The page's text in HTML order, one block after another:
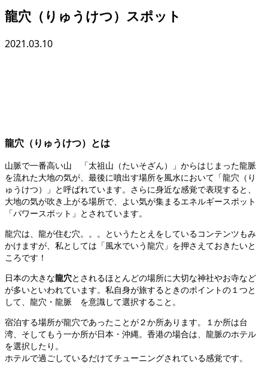
龍穴（りゅうけつ）スポット
2021.03.10
龍穴（りゅうけつ）とは
山脈で一番高い山 「太祖山（たいそざん）」からはじまった龍脈
を流れた大地の気が、最後に噴出す場所を風水において「龍穴（り
ゅうけつ）」と呼ばれています。さらに身近な感覚で表現すると、
大地の気が吹き上がる場所で、よい気が集まるエネルギースポット
「パワースポット」とされています。
龍穴は、龍が住む穴。。。というたとえをしているコンテンツもみ
かけますが、私としては「風水でいう龍穴」を押さえておきたいと
ころです！
日本の大きな龍穴とされるほとんどの場所に大切な神社やお寺など
が多いといわれています。私自身が旅するときのポイントの１つと
して、龍穴・龍脈 を意識して選択すること。
宿泊する場所が龍穴であったことが２か所あります。１か所は台
湾、そしてもう一か所が日本・沖縄。香港の場合は、龍脈のホテル
を選択したり。
ホテルで過ごしているだけてチューニングされている感覚です。